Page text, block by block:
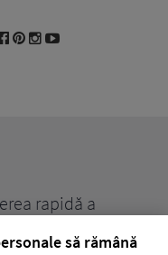
rapidă a
să rămână